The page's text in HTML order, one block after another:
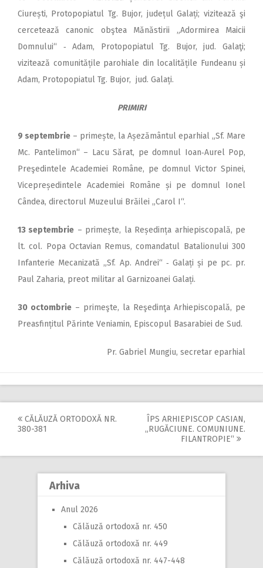
Ciurești, Protopopiatul Tg. Bujor, județul Galați; vizitează şi
cercetează canonic obştea Mănăstirii „Adormirea Maicii
Domnului“ ‑ Adam, Protopopiatul Tg. Bujor, jud. Galaţi;
vizitează comunitățile parohiale din localitățile Fundeanu și
Adam, Protopopiatul Tg. Bujor, jud. Galați.
PRIMIRI
9 septembrie – primește, la Așezământul eparhial „Sf. Mare
Mc. Pantelimon“ – Lacu Sărat, pe domnul Ioan‑Aurel Pop,
Preşedintele Academiei Române, pe domnul Victor Spinei,
Vicepreședintele Academiei Române și pe domnul Ionel
Cândea, directorul Muzeului Brăilei „Carol I“.
13 septembrie – primește, la Reședința arhiepiscopală, pe
lt. col. Popa Octavian Remus, co­mandatul Batalionului 300
In­fanterie Mecanizată „Sf. Ap. Andrei“ ‑ Galați și pe pc. pr.
Paul Zaharia, preot militar al Garnizoanei Galați.
30 octombrie – primeşte, la Reşedinţa Arhiepiscopală, pe
Preasfințitul Părinte Veniamin, Episcopul Basarabiei de Sud.
Pr. Gabriel Mungiu, secretar eparhial
Post
navigation
CĂLĂUZĂ ORTODOXĂ NR.
380-381
ÎPS ARHIEPISCOP CASIAN,
„RUGĂCIUNE. COMUNIUNE.
FILANTROPIE“
Arhiva
Anul 2026
Călăuză ortodoxă nr. 450
Călăuză ortodoxă nr. 449
Călăuză ortodoxă nr. 447-448